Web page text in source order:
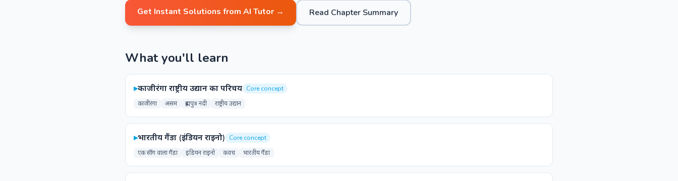
Get Instant Solutions from AI Tutor → Read Chapter Summary
What you'll learn
▸काजीरंगा राष्ट्रीय उद्यान का परिचय Core concept
काजीरंगा
असम ब्रह्मपुत्र नदी राष्ट्रीय उद्यान
▸भारतीय गैंडा (इंडियन राइनो)
Core concept
एक सींग वाला गैंडा
इंडियन राइनो कवच भारतीय गैंडा